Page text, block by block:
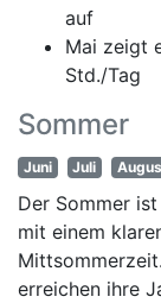
auf
Mai zeigt
Std./Tag
Sommer
Juni Juli
Der Sommer
mit einem
erreichen ihre